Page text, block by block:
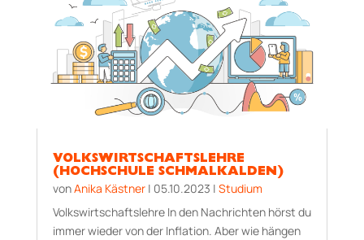
VOLKSWIRTSCHAFTSLEHRE
(HOCHSCHULE SCHMALKALDEN)
vonAnika Kästner| 05.10.2023 | Studium
Volkswirtschaftslehre In den Nachrichten hörst du
immer wieder von der Inflation. Aber wie hängen